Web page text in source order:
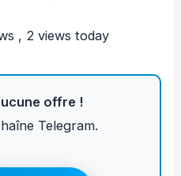
, 2 views today
offre !
Telegram.